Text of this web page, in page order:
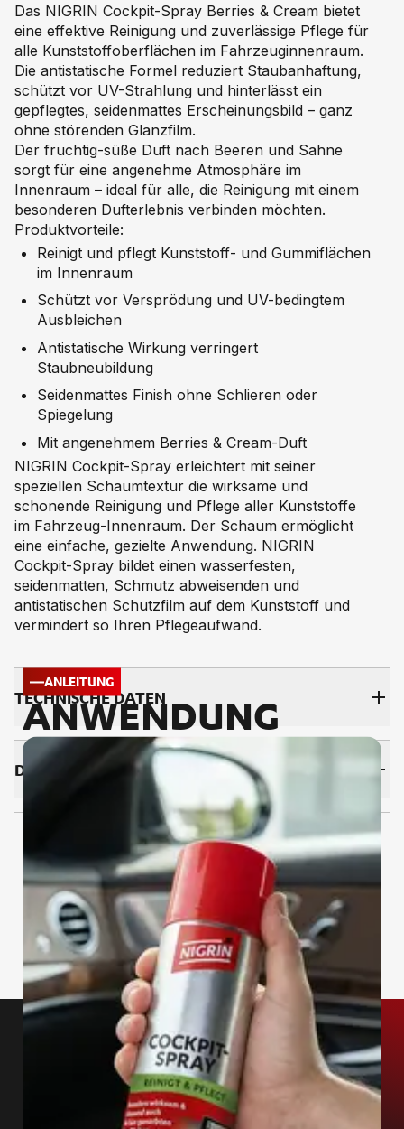
Das NIGRIN Cockpit-Spray Berries & Cream bietet
eine effektive Reinigung und zuverlässige Pflege für
alle Kunststoffoberflächen im Fahrzeuginnenraum.
Die antistatische Formel reduziert Staubanhaftung,
schützt vor UV-Strahlung und hinterlässt ein
gepflegtes, seidenmattes Erscheinungsbild – ganz
ohne störenden Glanzfilm.
Der fruchtig-süße Duft nach Beeren und Sahne
sorgt für eine angenehme Atmosphäre im
Innenraum – ideal für alle, die Reinigung mit einem
besonderen Dufterlebnis verbinden möchten.
Produktvorteile:
Reinigt und pflegt Kunststoff- und Gummiflächen
im Innenraum
Schützt vor Versprödung und UV-bedingtem
Ausbleichen
Antistatische Wirkung verringert
Staubneubildung
Seidenmattes Finish ohne Schlieren oder
Spiegelung
Mit angenehmem Berries & Cream-Duft
NIGRIN Cockpit-Spray erleichtert mit seiner
speziellen Schaumtextur die wirksame und
schonende Reinigung und Pflege aller Kunststoffe
im Fahrzeug-Innenraum. Der Schaum ermöglicht
eine einfache, gezielte Anwendung. NIGRIN
Cockpit-Spray bildet einen wasserfesten,
seidenmatten, Schmutz abweisenden und
antistatischen Schutzfilm auf dem Kunststoff und
vermindert so Ihren Pflegeaufwand.
TECH­NI­SCHE DA­TEN
DOWNLOADS
ANLEITUNG
ANWENDUNG